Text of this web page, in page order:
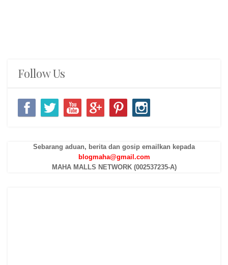
Follow Us
Sebarang aduan, berita dan gosip emailkan kepada
blogmaha@gmail.com
MAHA MALLS NETWORK (002537235-A)